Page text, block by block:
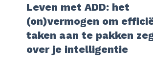
ADD:Leven met ADD: het
(on)vermogen om
taken aan te pakken
over je intelligentie